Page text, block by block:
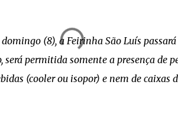
(8), a Feirinha São Luís
será permitida somente a presença de
(cooler ou isopor) e nem de caixas